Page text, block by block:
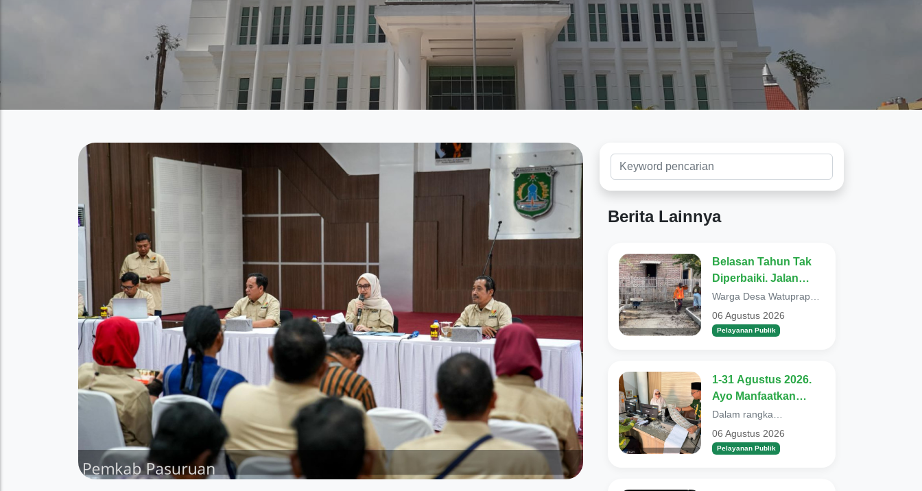
Berita Lainnya
Belasan Tahun Tak
Diperbaiki. Jalan
Poros di Desa
Watuprapat Nguling,
Kini Dibangun
Warga Desa Watuprapat,
Kecamatan Nguling
berucap syukur. Sebab
selama 14 tahun t...
06 Agustus 2026
Pelayanan Publik
1-31 Agustus 2026.
Ayo Manfaatkan
Layanan
Pembebasan Pajak
Daerah
Dalam rangka
menyambut Hari Ulang
Tahun (HUT) ke-81
Kemerdekaan Republik
06 Agustus 2026
Pelayanan Publik